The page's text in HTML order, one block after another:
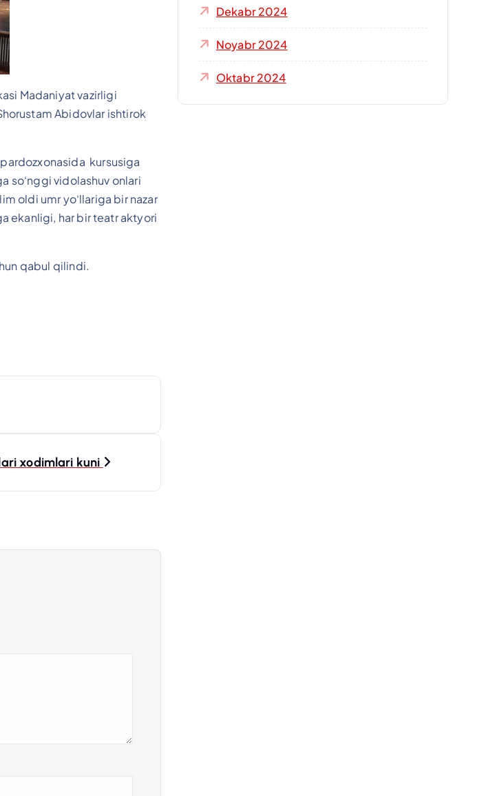
Madaniyat vazirligi
Abidovlar ishtirok
kursusiga
so‘nggi vidolashuv onlari
oldi umr yo‘llariga bir nazar
ekanligi, har bir teatr aktyori
qabul qilindi.
xodimlari kuni
Dekabr 2024
Noyabr 2024
Oktabr 2024